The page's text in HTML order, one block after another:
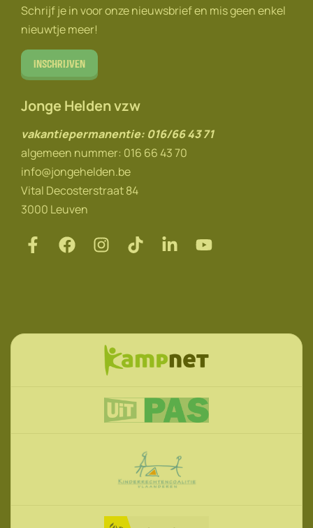
Schrijf je in voor onze nieuwsbrief en mis geen enkel
nieuwtje meer!
Inschrijven
Jonge Helden vzw
vakantiepermanentie: 016/66 43 71
algemeen nummer: 016 66 43 70
info@jongehelden.be
Vital Decosterstraat 84
3000 Leuven